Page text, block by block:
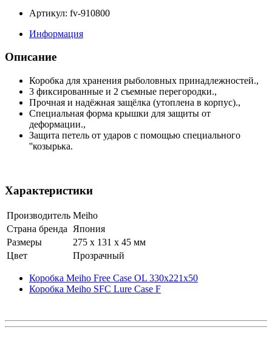
Артикул: fv-910800
Информация
Описание
Коробка для хранения рыболовных принадлежностей.,
3 фиксированные и 2 съемные перегородки.,
Прочная и надёжная защёлка (утоплена в корпус).,
Специальная форма крышки для защиты от
деформации.,
Защита петель от ударов с помощью специального
''козырька.
Характеристики
Производитель Meiho
Страна бренда Япония
Размеры
275 x 131 x 45 мм
Цвет
Прозрачный
Коробка Meiho Free Case OL 330x221x50
Коробка Meiho SFC Lure Case F